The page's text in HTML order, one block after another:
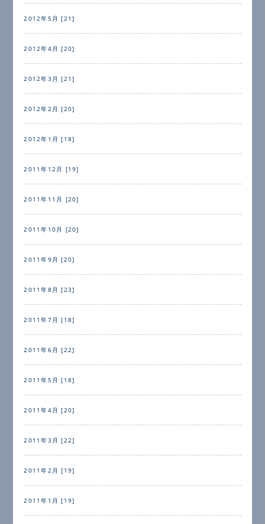
2012年5月 [21]
2012年4月 [20]
2012年3月 [21]
2012年2月 [20]
2012年1月 [18]
2011年12月 [19]
2011年11月 [20]
2011年10月 [20]
2011年9月 [20]
2011年8月 [23]
2011年7月 [18]
2011年6月 [22]
2011年5月 [18]
2011年4月 [20]
2011年3月 [22]
2011年2月 [19]
2011年1月 [19]